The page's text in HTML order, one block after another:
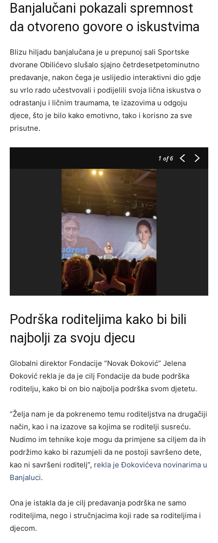
Banjalučani pokazali spremnost
da otvoreno govore o iskustvima
Blizu hiljadu banjalučana je u prepunoj sali Sportske
dvorane Obilićevo slušalo sjajno četrdesetpetominutno
predavanje, nakon čega je uslijedio interaktivni dio gdje
su vrlo rado učestvovali i podijelili svoja lična iskustva o
odrastanju i ličnim traumama, te izazovima u odgoju
djece, što je bilo kako emotivno, tako i korisno za sve
prisutne.
1 of 6
Podrška roditeljima kako bi bili
najbolji za svoju djecu
Globalni direktor Fondacije “Novak Đoković” Jelena
Đoković rekla je da je cilj Fondacije da bude podrška
roditelju, kako bi on bio najbolja podrška svom djetetu.
“Želja nam je da pokrenemo temu roditeljstva na drugačiji
način, kao i na izazove sa kojima se roditelji susreću.
Nudimo im tehnike koje mogu da primjene sa ciljem da ih
podržimo kako bi razumjeli da ne postoji savršeno dete,
kao ni savršeni roditelj”, rekla je Đokovićeva novinarima u
Banjaluci.
Ona je istakla da je cilj predavanja podrška ne samo
roditeljima, nego i stručnjacima koji rade sa roditeljima i
djecom.